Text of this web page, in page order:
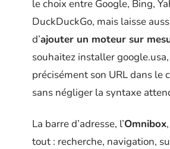
le choix entre Google, Bing,
DuckDuckGo, mais laisse
d’ajouter un moteur sur
souhaitez installer
précisément son URL dans le
sans négliger la syntaxe
La barre d’adresse, l’Omnibox
tout : recherche, navigation,